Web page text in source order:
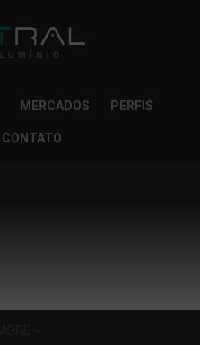
MERCADOS PERFIS
CONTATO